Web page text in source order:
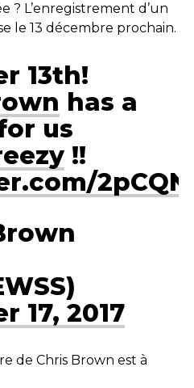
? L’enregistrement d’un
le 13 décembre prochain.
13th!
has a
us
!!
17, 2017
de Chris Brown est à